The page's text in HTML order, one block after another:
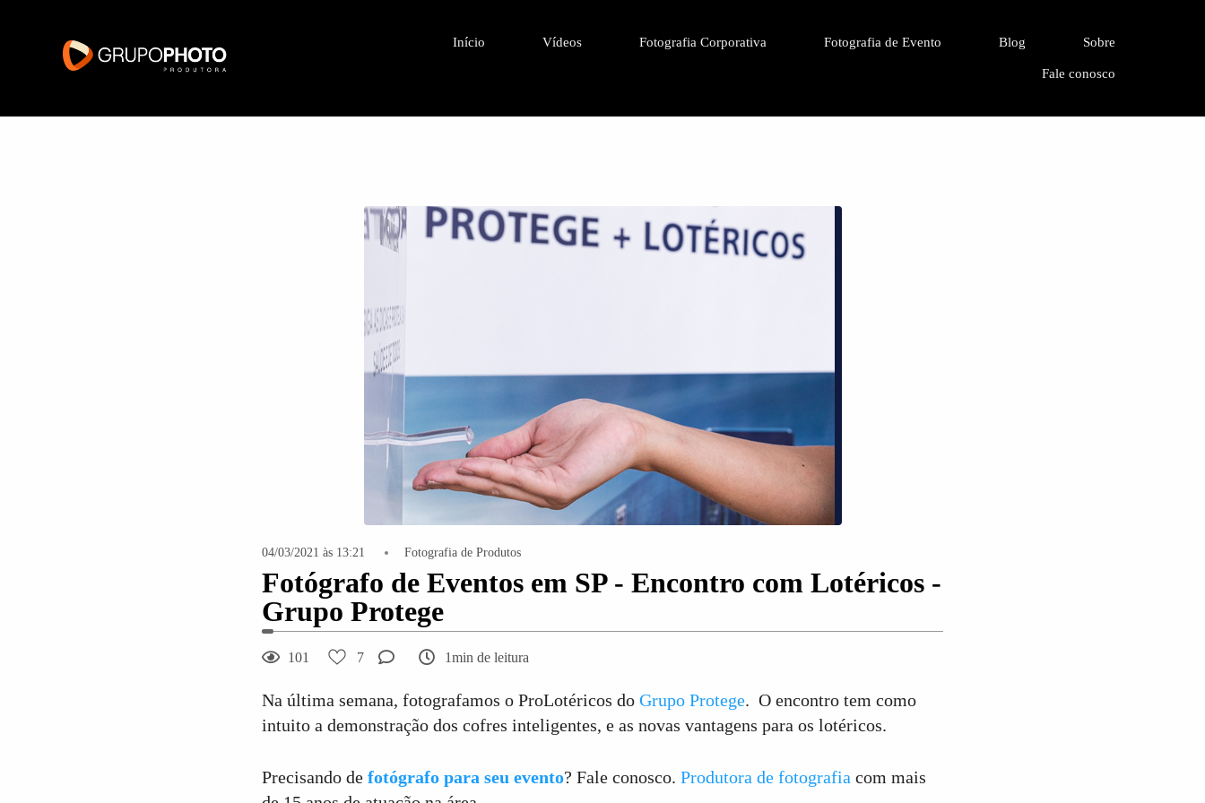
Início Vídeos Fotografia Corporativa Fotografia de Evento Blog Sobre
Fale conosco
04/03/2021 às 13:21 Fotografia de Produtos
Fotógrafo de Eventos em SP - Encontro com Lotéricos -
Grupo Protege
101 7 1min de leitura
Na última semana, fotografamos o ProLotéricos do Grupo Protege. O encontro tem como
intuito a demonstração dos cofres inteligentes, e as novas vantagens para os lotéricos.
Precisando de fotógrafo para seu evento? Fale conosco. Produtora de fotografia com mais